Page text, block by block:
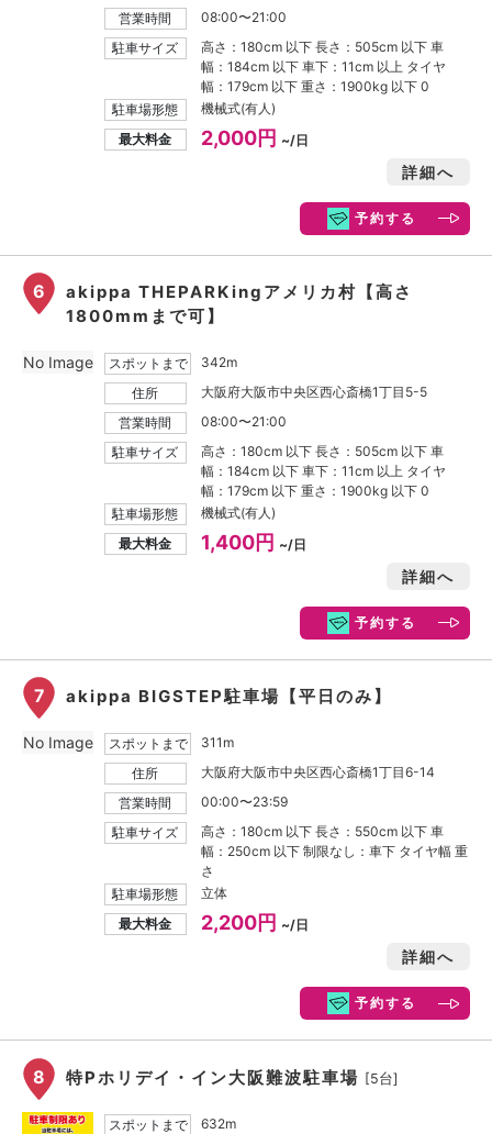
営業時間
08:00〜21:00
駐車サイズ
高さ：180cm 以下 長さ：505cm 以下 車
幅：184cm 以下 車下：11cm 以上 タイヤ
幅：179cm 以下 重さ：1900kg 以下 0
駐車場形態
機械式(有人)
最大料金
2,000円 ~/日
詳細へ
予約する
6
akippa THEPARKingアメリカ村【高さ
1800mmまで可】
スポットまで
342m
住所
大阪府大阪市中央区西心斎橋1丁目5-5
営業時間
08:00〜21:00
駐車サイズ
高さ：180cm 以下 長さ：505cm 以下 車
幅：184cm 以下 車下：11cm 以上 タイヤ
幅：179cm 以下 重さ：1900kg 以下 0
駐車場形態
機械式(有人)
最大料金
1,400円 ~/日
詳細へ
予約する
No Image
7 akippa BIGSTEP駐車場【平日のみ】
スポットまで
311m
住所
大阪府大阪市中央区西心斎橋1丁目6-14
営業時間
00:00〜23:59
駐車サイズ
高さ：180cm 以下 長さ：550cm 以下 車
幅：250cm 以下 制限なし：車下 タイヤ幅 重
さ
駐車場形態
立体
最大料金
2,200円 ~/日
詳細へ
予約する
No Image
8 特Pホリデイ・イン大阪難波駐車場 [5台]
スポットまで
632m